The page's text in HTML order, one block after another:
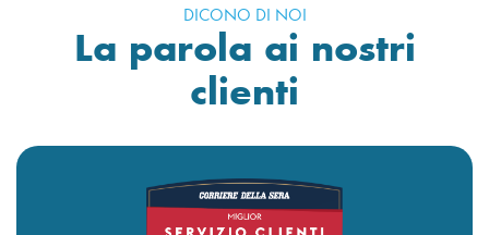
DICONO DI NOI
La parola ai nostri
clienti